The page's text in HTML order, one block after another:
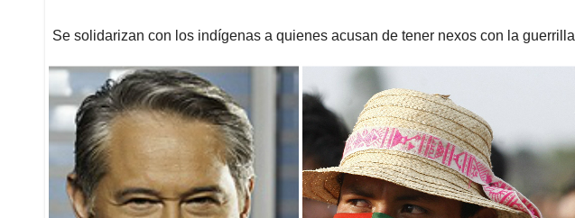
Se solidarizan con los indígenas a quienes acusan de tener nexos con la guerrilla